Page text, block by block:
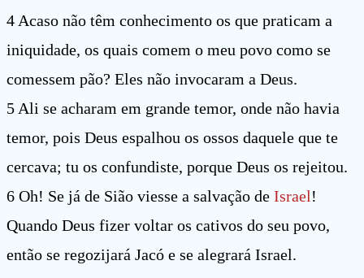
4 Acaso não têm conhecimento os que praticam a
iniquidade, os quais comem o meu povo como se
comessem pão? Eles não invocaram a Deus.
5 Ali se acharam em grande temor, onde não havia
temor, pois Deus espalhou os ossos daquele que te
cercava; tu os confundiste, porque Deus os rejeitou.
6 Oh! Se já de Sião viesse a salvação de Israel!
Quando Deus fizer voltar os cativos do seu povo,
então se regozijará Jacó e se alegrará Israel.